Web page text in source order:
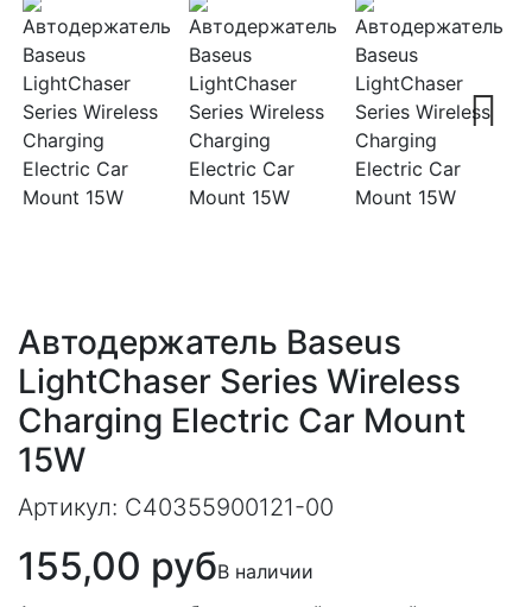
Next
Автодержатель Baseus
LightChaser Series Wireless
Charging Electric Car Mount
15W
Артикул: C40355900121-00
155,00 рубВ наличии